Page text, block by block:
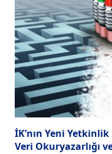
İK’nın Yeni
Veri Okuryazarlığı